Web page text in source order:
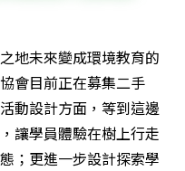
地未來變成環境教育的
會目前正在募集二手
動設計方面，等到這邊
讓學員體驗在樹上行走
；更進一步設計探索學